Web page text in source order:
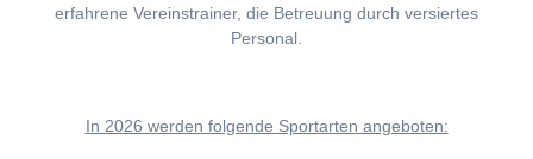
erfahrene Vereinstrainer, die Betreuung durch versiertes
Personal.
In 2026 werden folgende Sportarten angeboten: